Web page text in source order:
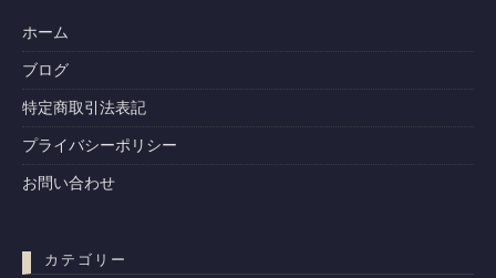
ホーム
ブログ
特定商取引法表記
プライバシーポリシー
お問い合わせ
カテゴリー